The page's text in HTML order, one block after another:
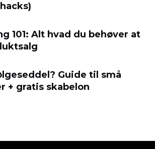
101: Alt hvad du behøver at
Guide til små
+ gratis skabelon